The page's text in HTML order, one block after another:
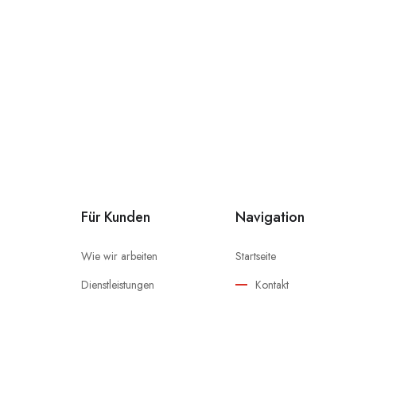
Für Kunden
Wie wir arbeiten
Dienstleistungen
Navigation
Startseite
Kontakt